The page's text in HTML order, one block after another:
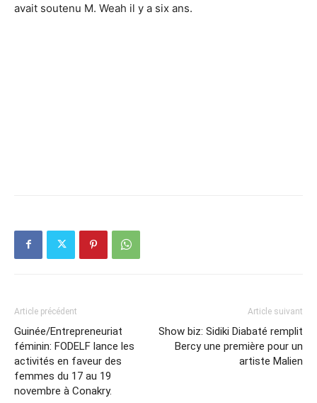
avait soutenu M. Weah il y a six ans.
Article précédent
Guinée/Entrepreneuriat
féminin: FODELF lance les
activités en faveur des
femmes du 17 au 19
novembre à Conakry.
Article suivant
Show biz: Sidiki Diabaté remplit
Bercy une première pour un
artiste Malien